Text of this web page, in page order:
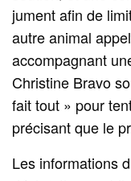
jument afin de
autre animal
accompagnant
Christine Bravo
fait tout » pour
précisant que le
Les informations